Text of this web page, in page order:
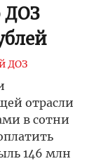
ДОЗ
ДОЗ
отрасли
в сотни
146 млн